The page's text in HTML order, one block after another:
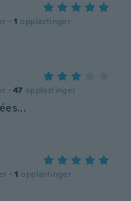
· 1 opplastinger
· 47 opplastinger
· 1 opplastinger